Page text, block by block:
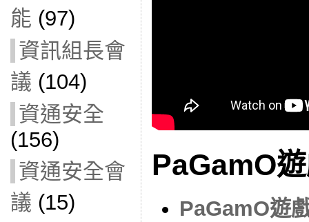
能 (97)
資訊組長會
議 (104)
資通安全
(156)
資通安全會
議 (15)
PaGamO
PaGamO遊